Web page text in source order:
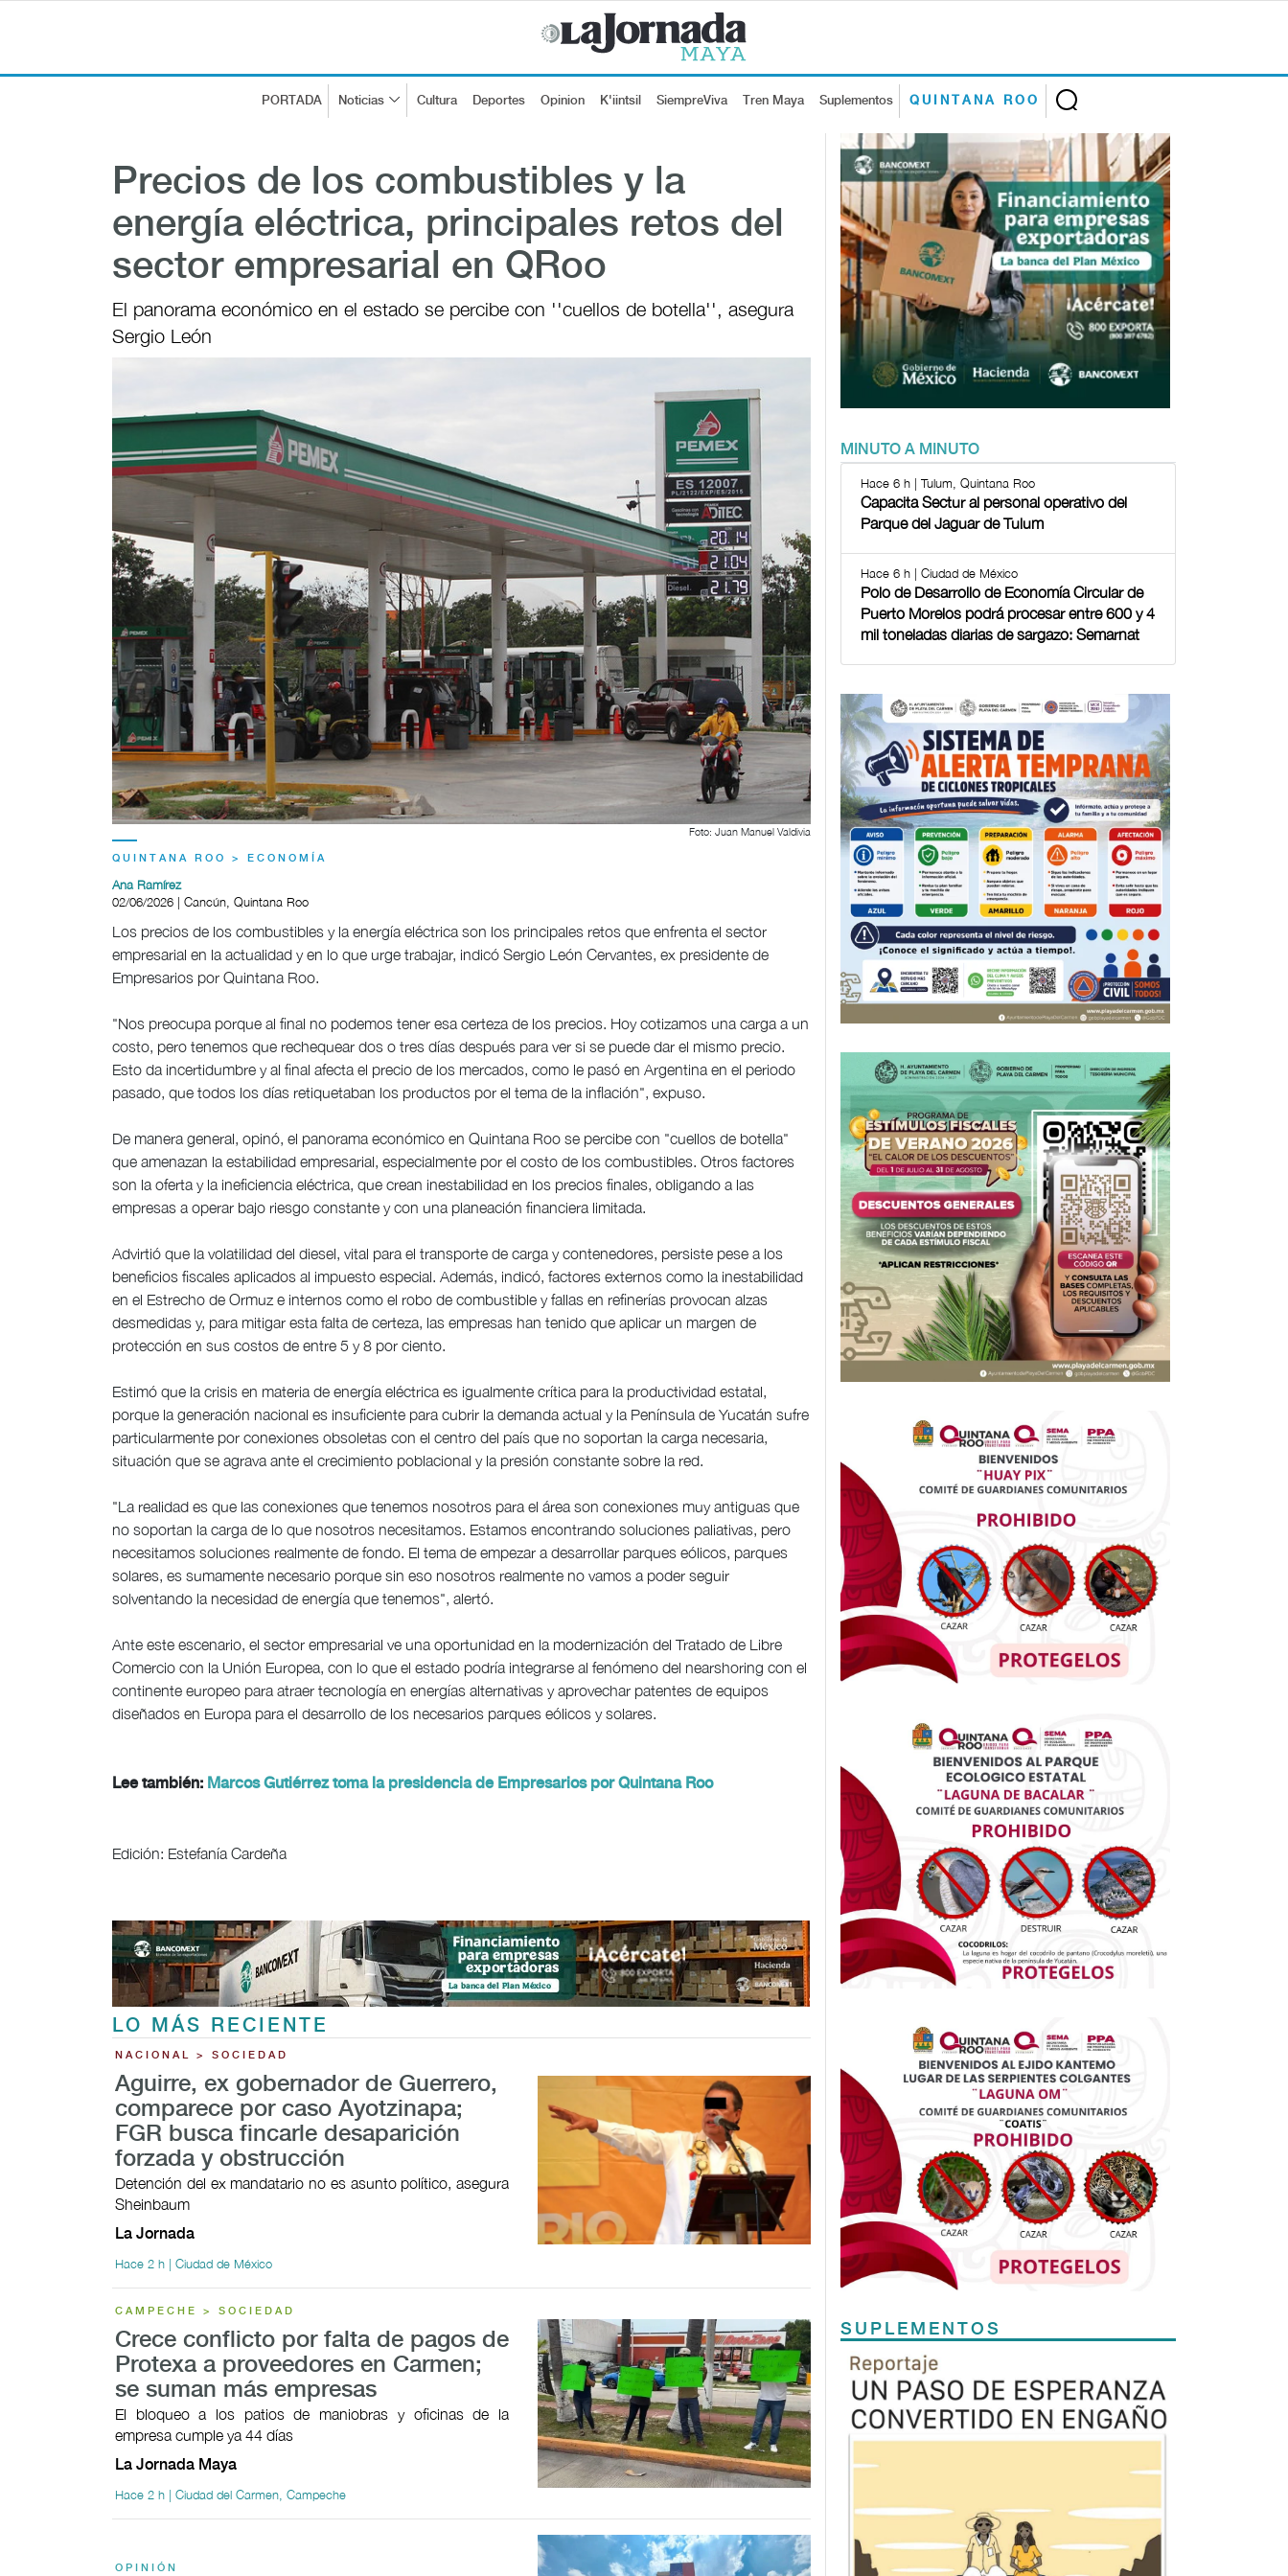
PORTADA Noticias Cultura Deportes Opinion K'iintsil SiempreViva Tren Maya Suplementos QUINTANA ROO
Precios de los combustibles y la
energía eléctrica, principales retos del
sector empresarial en QRoo
El panorama económico en el estado se percibe con ''cuellos de botella'', asegura
Sergio León
Foto: Juan Manuel Valdivia
QUINTANA ROO > ECONOMÍA
Ana Ramírez
02/06/2026 | Cancún, Quintana Roo
Los precios de los combustibles y la energía eléctrica son los principales retos que enfrenta el sector
empresarial en la actualidad y en lo que urge trabajar, indicó Sergio León Cervantes, ex presidente de
Empresarios por Quintana Roo.
"Nos preocupa porque al final no podemos tener esa certeza de los precios. Hoy cotizamos una carga a un
costo, pero tenemos que rechequear dos o tres días después para ver si se puede dar el mismo precio.
Esto da incertidumbre y al final afecta el precio de los mercados, como le pasó en Argentina en el periodo
pasado, que todos los días retiquetaban los productos por el tema de la inflación", expuso.
De manera general, opinó, el panorama económico en Quintana Roo se percibe con "cuellos de botella"
que amenazan la estabilidad empresarial, especialmente por el costo de los combustibles. Otros factores
son la oferta y la ineficiencia eléctrica, que crean inestabilidad en los precios finales, obligando a las
empresas a operar bajo riesgo constante y con una planeación financiera limitada.
Advirtió que la volatilidad del diesel, vital para el transporte de carga y contenedores, persiste pese a los
beneficios fiscales aplicados al impuesto especial. Además, indicó, factores externos como la inestabilidad
en el Estrecho de Ormuz e internos como el robo de combustible y fallas en refinerías provocan alzas
desmedidas y, para mitigar esta falta de certeza, las empresas han tenido que aplicar un margen de
protección en sus costos de entre 5 y 8 por ciento.
Estimó que la crisis en materia de energía eléctrica es igualmente crítica para la productividad estatal,
porque la generación nacional es insuficiente para cubrir la demanda actual y la Península de Yucatán sufre
particularmente por conexiones obsoletas con el centro del país que no soportan la carga necesaria,
situación que se agrava ante el crecimiento poblacional y la presión constante sobre la red.
"La realidad es que las conexiones que tenemos nosotros para el área son conexiones muy antiguas que
no soportan la carga de lo que nosotros necesitamos. Estamos encontrando soluciones paliativas, pero
necesitamos soluciones realmente de fondo. El tema de empezar a desarrollar parques eólicos, parques
solares, es sumamente necesario porque sin eso nosotros realmente no vamos a poder seguir
solventando la necesidad de energía que tenemos", alertó.
Ante este escenario, el sector empresarial ve una oportunidad en la modernización del Tratado de Libre
Comercio con la Unión Europea, con lo que el estado podría integrarse al fenómeno del nearshoring con el
continente europeo para atraer tecnología en energías alternativas y aprovechar patentes de equipos
diseñados en Europa para el desarrollo de los necesarios parques eólicos y solares.
Lee también: Marcos Gutiérrez toma la presidencia de Empresarios por Quintana Roo
Edición: Estefanía Cardeña
LO MÁS RECIENTE
NACIONAL > SOCIEDAD
Aguirre, ex gobernador de Guerrero,
comparece por caso Ayotzinapa;
FGR busca fincarle desaparición
forzada y obstrucción
Detención del ex mandatario no es asunto político, asegura
Sheinbaum
La Jornada
Hace 2 h | Ciudad de México
CAMPECHE > SOCIEDAD
Crece conflicto por falta de pagos de
Protexa a proveedores en Carmen;
se suman más empresas
El bloqueo a los patios de maniobras y oficinas de la
empresa cumple ya 44 días
La Jornada Maya
Hace 2 h | Ciudad del Carmen, Campeche
OPINIÓN
MINUTO A MINUTO
Hace 6 h | Tulum, Quintana Roo
Capacita Sectur al personal operativo del
Parque del Jaguar de Tulum
Hace 6 h | Ciudad de México
Polo de Desarrollo de Economía Circular de
Puerto Morelos podrá procesar entre 600 y 4
mil toneladas diarias de sargazo: Semarnat
SUPLEMENTOS
Previous
TODOS LOS SUPLEMENTOS